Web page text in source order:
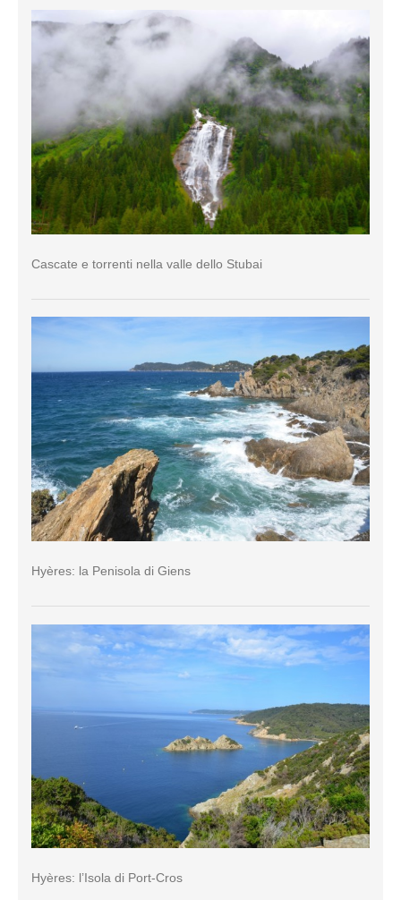
Cascate e torrenti nella valle dello Stubai
Hyères: la Penisola di Giens
Hyères: l’Isola di Port-Cros